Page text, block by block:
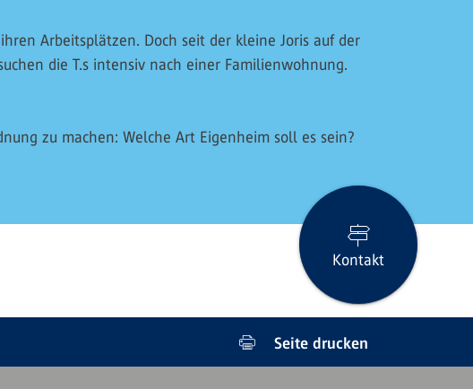
Arbeitsplätzen. Doch seit der kleine Joris auf der
die T.s intensiv nach einer Familienwohnung.
zu machen: Welche Art Eigenheim soll es sein?
Kontakt
Seite drucken